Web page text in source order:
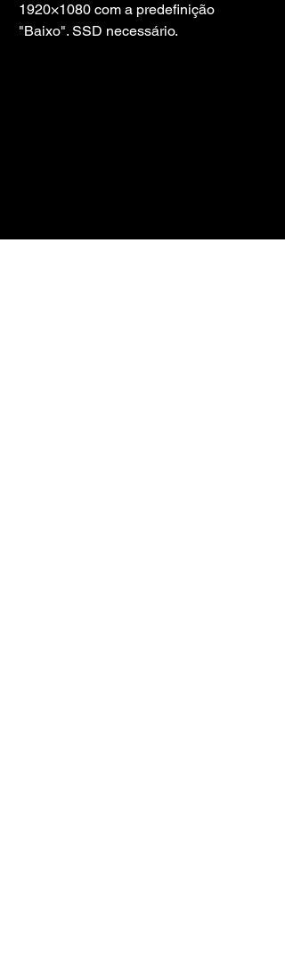
1920×1080 com a predefinição
"Baixo". SSD necessário.